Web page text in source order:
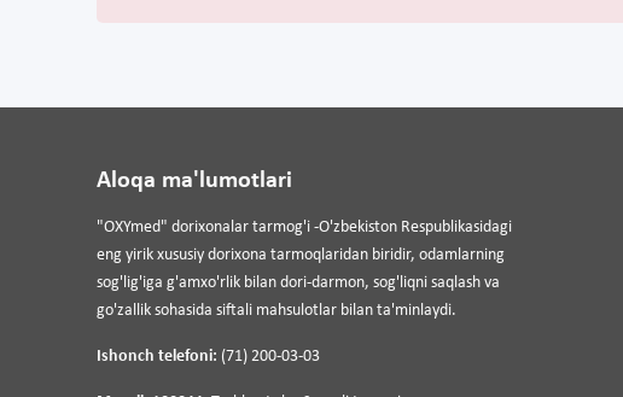
Aloqa ma'lumotlari
"OXYmed" dorixonalar tarmog'i -O'zbekiston Respublikasidagi
eng yirik xususiy dorixona tarmoqlaridan biridir, odamlarning
sog'lig'iga g'amxo'rlik bilan dori-darmon, sog'liqni saqlash va
go'zallik sohasida siftali mahsulotlar bilan ta'minlaydi.
Ishonch telefoni: (71) 200-03-03